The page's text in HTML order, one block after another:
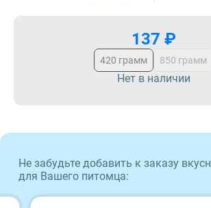
Территория
137 ₽
420 грамм 850 грамм
Нет в наличии
Не забудьте добавить к заказу
для Вашего питомца: